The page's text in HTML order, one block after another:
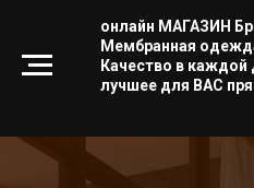
онлайн МАГАЗИН
Мембранная
Качество в каждой
лучшее для ВАС